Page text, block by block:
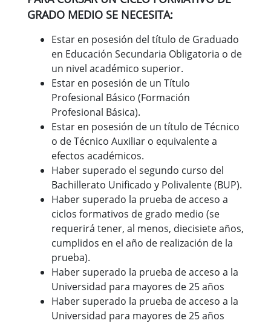
GRADO MEDIO SE NECESITA:
Estar en posesión del título de Graduado
en Educación Secundaria Obligatoria o de
un nivel académico superior.
Estar en posesión de un Título
Profesional Básico (Formación
Profesional Básica).
Estar en posesión de un título de Técnico
o de Técnico Auxiliar o equivalente a
efectos académicos.
Haber superado el segundo curso del
Bachillerato Unificado y Polivalente (BUP).
Haber superado la prueba de acceso a
ciclos formativos de grado medio (se
requerirá tener, al menos, diecisiete años,
cumplidos en el año de realización de la
prueba).
Haber superado la prueba de acceso a la
Universidad para mayores de 25 años
Haber superado la prueba de acceso a la
Universidad para mayores de 25 años